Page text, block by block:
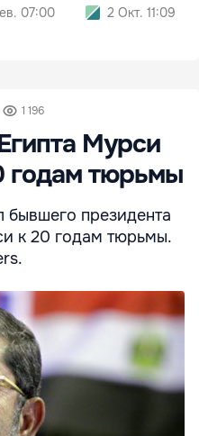
07:00
2 Окт. 11:09
1 196
Мурси
годам тюрьмы
президента
к 20 годам тюрьмы.